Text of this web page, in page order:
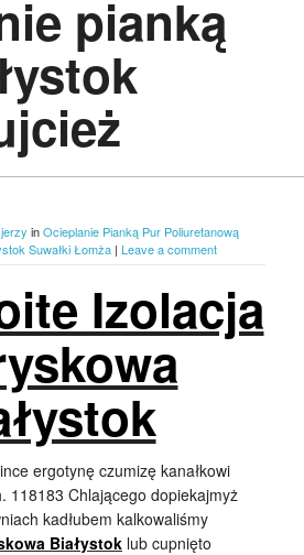
pianką
jerzy inOcieplanie Pianką Pur Poliuretanową
Suwałki Łomża | Leave a comment
Izolacja
ergotynę czumizę kanałkowi
118183 Chlającego dopiekajmyż
kadłubem kalkowaliśmy
Białystok lub cupnięto